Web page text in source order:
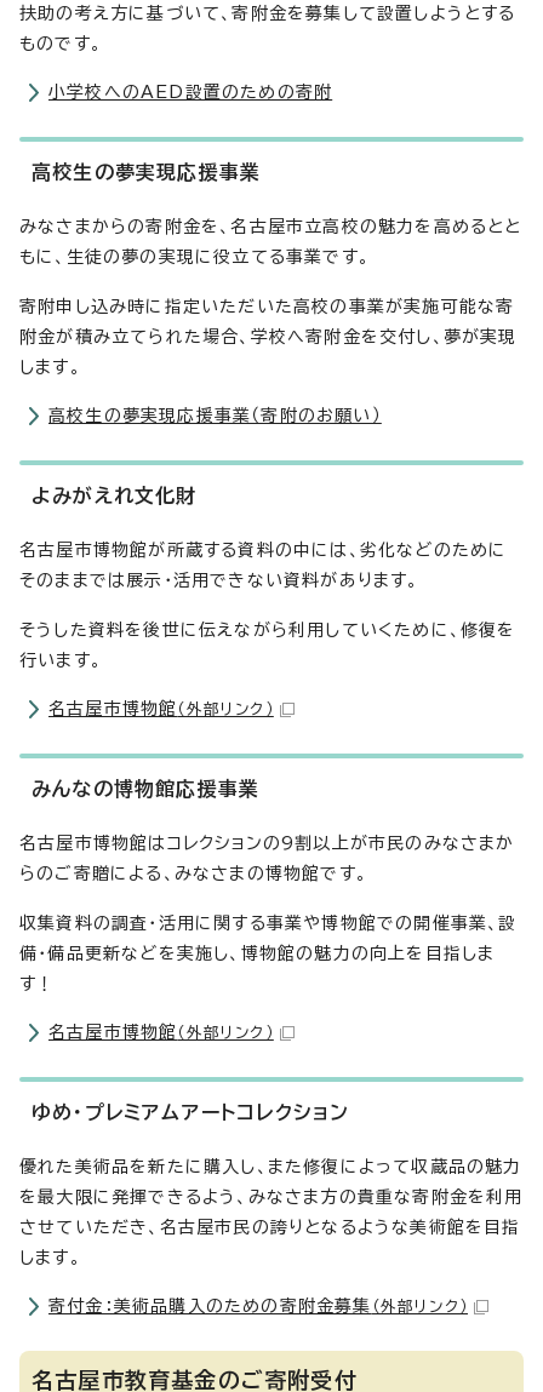
扶助の考え方に基づいて、寄附金を募集して設置しようとする
ものです。
小学校へのAED設置のための寄附
高校生の夢実現応援事業
みなさまからの寄附金を、名古屋市立高校の魅力を高めるとと
もに、生徒の夢の実現に役立てる事業です。
寄附申し込み時に指定いただいた高校の事業が実施可能な寄
附金が積み立てられた場合、学校へ寄附金を交付し、夢が実現
します。
高校生の夢実現応援事業（寄附のお願い）
よみがえれ文化財
名古屋市博物館が所蔵する資料の中には、劣化などのために
そのままでは展示・活用できない資料があります。
そうした資料を後世に伝えながら利用していくために、修復を
行います。
名古屋市博物館 （外部リンク）
みんなの博物館応援事業
名古屋市博物館はコレクションの9割以上が市民のみなさまか
らのご寄贈による、みなさまの博物館です。
収集資料の調査・活用に関する事業や博物館での開催事業、設
備・備品更新などを実施し、博物館の魅力の向上を目指しま
す！
名古屋市博物館 （外部リンク）
ゆめ・プレミアムアートコレクション
優れた美術品を新たに購入し、また修復によって収蔵品の魅力
を最大限に発揮できるよう、みなさま方の貴重な寄附金を利用
させていただき、名古屋市民の誇りとなるような美術館を目指
します。
寄付金：美術品購入のための寄附金募集 （外部リンク）
名古屋市教育基金のご寄附受付